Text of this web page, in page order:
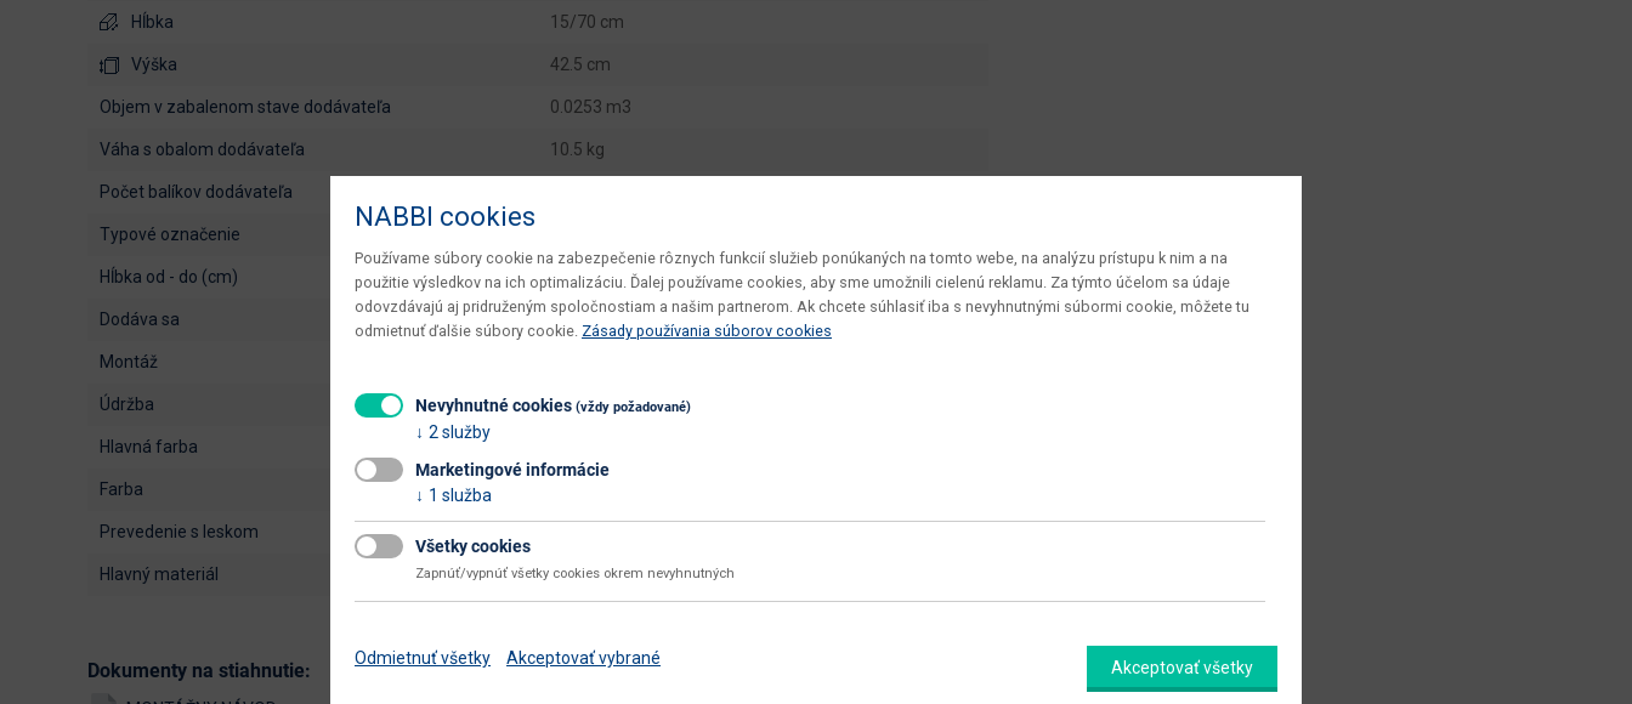
Hĺbka 15/70 cm
Výška 42.5 cm
objem v zabalenom stave dodávateľa 0.0253 m3
váha s obalom dodávateľa 10.5 kg
počet balíkov dodávateľa
typové označenie
hĺbka od - do (cm) 15 - 70
dodáva sa v demonte
montáž
údržba utierať navlhko
hlavná farba
farba
prevedenie s leskom
hlavný materiál aglomerovaný materiál
Dokumenty na stiahnutie:
NABBI cookies
Používame súbory cookie na zabezpečenie rôznych funkcií služieb ponúkaných na tomto webe, na analýzu prístupu k nim a na
použitie výsledkov na ich optimalizáciu. Ďalej používame cookies, aby sme umožnili cielenú reklamu. Za týmto účelom sa údaje
odovzdávajú aj pridruženým spoločnostiam a našim partnerom. Ak chcete súhlasiť iba s nevyhnutnými súbormi cookie, môžete tu
odmietnuť ďalšie súbory cookie. Zásady používania súborov cookies
Nevyhnutné cookies (vždy požadované)
2 služby
Marketingové informácie
1 služba
Všetky cookies
Zapnúť/vypnúť všetky cookies okrem nevyhnutných
Odmietnuť všetky Akceptovať vybrané Akceptovať všetky